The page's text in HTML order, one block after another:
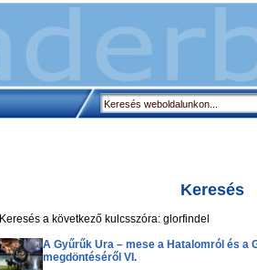
Keresés
Keresés a következő kulcsszóra: glorfindel
A Gyűrűk Ura – mese a Hatalomról és a
megdöntéséről VI.